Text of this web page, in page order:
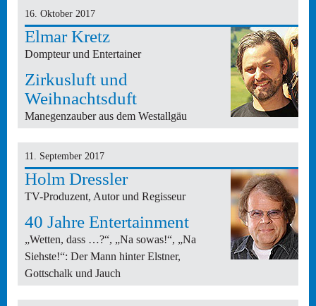
16. Oktober 2017
Elmar Kretz
Domp­teur und Entertainer
Zirkusluft und
Weihnachtsduft
Manegenzauber aus dem Westallgäu
11. September 2017
Holm Dressler
TV-Produzent, Autor und Regisseur
40 Jahre Entertainment
„Wetten, dass …?“, „Na sowas!“, „Na
Siehste!“: Der Mann hinter Elstner,
Gottschalk und Jauch